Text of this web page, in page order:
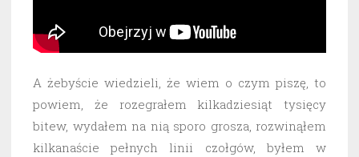
A żebyście wiedzieli, że wiem o czym piszę, to
powiem, że rozegrałem kilkadziesiąt tysięcy
bitew, wydałem na nią sporo grosza, rozwinąłem
kilkanaście pełnych linii czołgów, byłem w